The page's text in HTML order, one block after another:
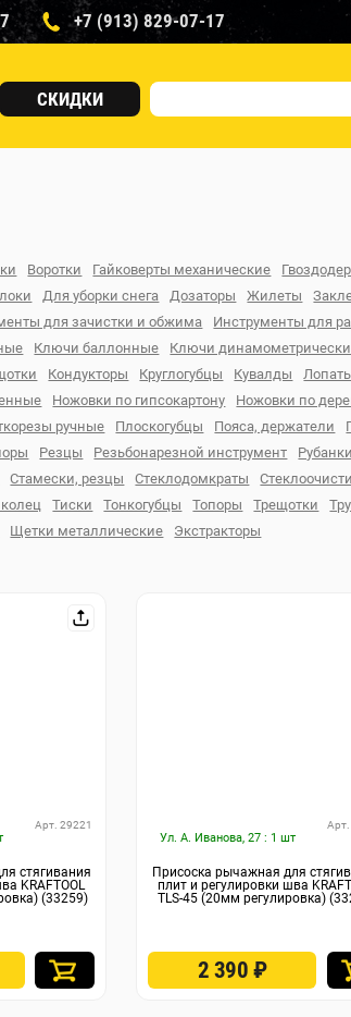
+7 (913) 829-07-17
СКИДКИ
Воротки Гайковерты механические
Для уборки снега Дозаторы Жилеты
для зачистки и обжима Инструменты для
Ключи баллонные Ключи
Кондукторы Круглогубцы Кувалды
Ножовки по гипсокартону Ножовки по
ручные Плоскогубцы Пояса, держатели
Резцы Резьбонарезной инструмент
Стамески, резцы Стеклодомкраты
Тиски Тонкогубцы Топоры Трещотки
Щетки металлические
Экстракторы
Арт. 29221
стягивания
KRAFTOOL
(33259)
Ул. А. Иванова, 27 : 1 шт
Присоска рычажная для
плит и регулировки шва
TLS-45 (20мм регулировка)
2 390 ₽